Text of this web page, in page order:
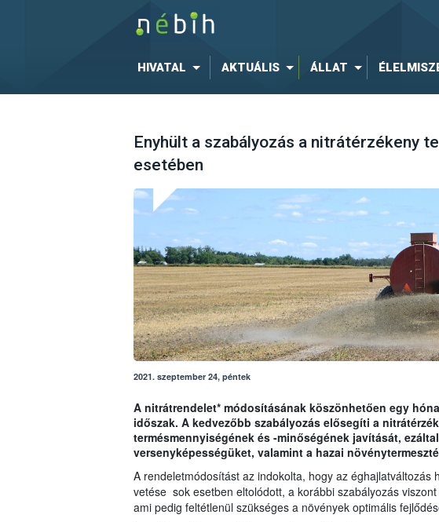
HIVATAL AKTUÁLIS ÁLLAT
Enyhült a szabályozás a nitrátérzékeny
esetében
2021. szeptember 24, péntek
A nitrátrendelet* módosításának köszönhetően egy
időszak. A kedvezőbb szabályozás elősegíti a
termésmennyiségének és -minőségének javítását,
versenyképességüket, valamint a hazai
A rendeletmódosítást az indokolta, hogy az éghajlatváltozás
vetése sok esetben eltolódott, a korábbi szabályozás
ami pedig feltétlenül szükséges a növények optimális